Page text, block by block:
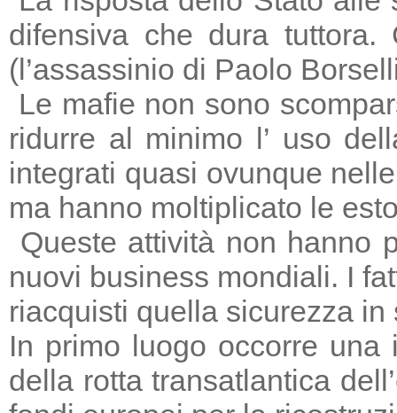
difensiva che dura
(l’assassinio di Paolo
Le mafie non sono
ridurre al minimo l’ uso
integrati quasi ovunque
ma hanno moltiplicato le
Queste attività non hanno
nuovi business mondiali. I
riacquisti quella sicurezza
In primo luogo occorre
della rotta transatlantica